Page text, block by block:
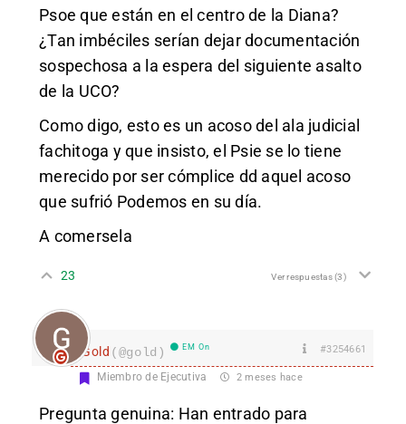
Psoe que están en el centro de la Diana?
¿Tan imbéciles serían dejar documentación
sospechosa a la espera del siguiente asalto
de la UCO?
Como digo, esto es un acoso del ala judicial
fachitoga y que insisto, el Psie se lo tiene
merecido por ser cómplice dd aquel acoso
que sufrió Podemos en su día.
A comersela
23 Ver respuestas(3)
Gold (@gold) EM On #3254661
Miembro de Ejecutiva 2 meses hace
Pregunta genuina: Han entrado para